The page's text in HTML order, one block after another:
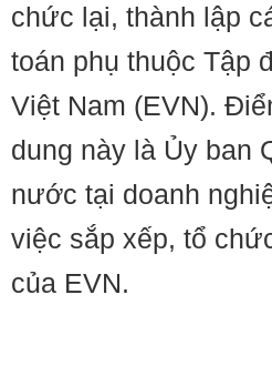
chức lại, thành lập
toán phụ thuộc Tập
Việt Nam (EVN).
dung này là Ủy ban
nước tại doanh
việc sắp xếp, tổ
của EVN.